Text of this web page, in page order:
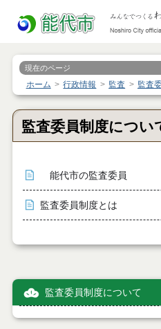
現在のページ
ホーム 行政情報 監査 監査
監査委員制度につい
能代市の監査委員
監査委員制度とは
監査委員制度について